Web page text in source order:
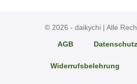
© 2026 - daikychi | Alle
AGB
Widerrufsbelehrung